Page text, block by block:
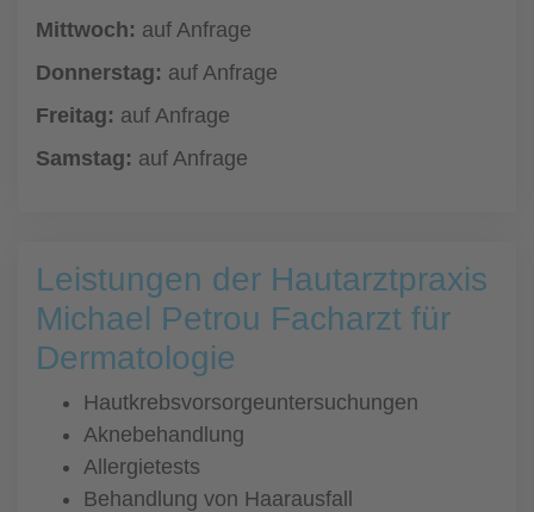
Mittwoch: auf Anfrage
Donnerstag: auf Anfrage
Freitag: auf Anfrage
Samstag: auf Anfrage
Leistungen der Hautarztpraxis
Michael Petrou Facharzt für
Dermatologie
Hautkrebsvorsorgeuntersuchungen
Aknebehandlung
Allergietests
Behandlung von Haarausfall